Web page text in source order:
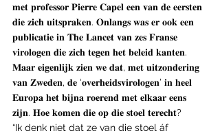
𝐦𝐞𝐭 𝐩𝐫𝐨𝐟𝐞𝐬𝐬𝐨𝐫 𝐏𝐢𝐞𝐫𝐫𝐞 𝐂𝐚𝐩𝐞𝐥 𝐞𝐞𝐧 𝐯𝐚𝐧 𝐝𝐞 𝐞𝐞𝐫𝐬𝐭𝐞𝐧
𝐝𝐢𝐞 𝐳𝐢𝐜𝐡 𝐮𝐢𝐭𝐬𝐩𝐫𝐚𝐤𝐞𝐧. 𝐎𝐧𝐥𝐚𝐧𝐠𝐬 𝐰𝐚𝐬 𝐞𝐫 𝐨𝐨𝐤 𝐞𝐞𝐧
𝐩𝐮𝐛𝐥𝐢𝐜𝐚𝐭𝐢𝐞 𝐢𝐧 𝐓𝐡𝐞 𝐋𝐚𝐧𝐜𝐞𝐭 𝐯𝐚𝐧 𝐳𝐞𝐬 𝐅𝐫𝐚𝐧𝐬𝐞
𝐯𝐢𝐫𝐨𝐥𝐨𝐠𝐞𝐧 𝐝𝐢𝐞 𝐳𝐢𝐜𝐡 𝐭𝐞𝐠𝐞𝐧 𝐡𝐞𝐭 𝐛𝐞𝐥𝐞𝐢𝐝 𝐤𝐚𝐧𝐭𝐞𝐧.
𝐌𝐚𝐚𝐫 𝐞𝐢𝐠𝐞𝐧𝐥𝐢𝐣𝐤 𝐳𝐢𝐞𝐧 𝐰𝐞 𝐝𝐚𝐭, 𝐦𝐞𝐭 𝐮𝐢𝐭𝐳𝐨𝐧𝐝𝐞𝐫𝐢𝐧𝐠
𝐯𝐚𝐧 𝐙𝐰𝐞𝐝𝐞𝐧, 𝐝𝐞 ‘𝐨𝐯𝐞𝐫𝐡𝐞𝐢𝐝𝐬𝐯𝐢𝐫𝐨𝐥𝐨𝐠𝐞𝐧’ 𝐢𝐧 𝐡𝐞𝐞𝐥
𝐄𝐮𝐫𝐨𝐩𝐚 𝐡𝐞𝐭 𝐛𝐢𝐣𝐧𝐚 𝐫𝐨𝐞𝐫𝐞𝐧𝐝 𝐦𝐞𝐭 𝐞𝐥𝐤𝐚𝐚𝐫 𝐞𝐞𝐧𝐬
𝐳𝐢𝐣𝐧. 𝐇𝐨𝐞 𝐤𝐨𝐦𝐞𝐧 𝐝𝐢𝐞 𝐨𝐩 𝐝𝐢𝐞 𝐬𝐭𝐨𝐞𝐥 𝐭𝐞𝐫𝐞𝐜𝐡𝐭?
“Ik denk niet dat ze van die stoel áf